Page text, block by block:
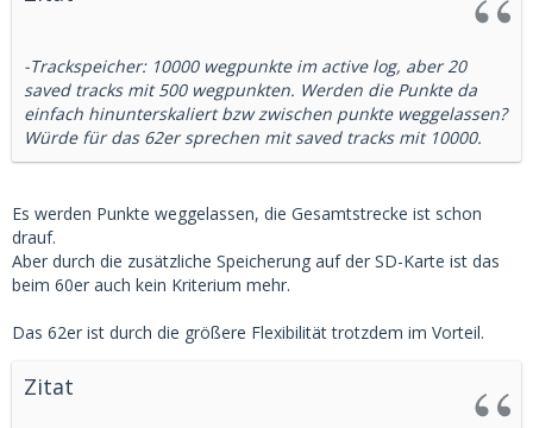
-Trackspeicher: 10000 wegpunkte im active log, aber 20
saved tracks mit 500 wegpunkten. Werden die Punkte da
einfach hinunterskaliert bzw zwischen punkte weggelassen?
Würde für das 62er sprechen mit saved tracks mit 10000.
Es werden Punkte weggelassen, die Gesamtstrecke ist schon
drauf.
Aber durch die zusätzliche Speicherung auf der SD-Karte ist das
beim 60er auch kein Kriterium mehr.
Das 62er ist durch die größere Flexibilität trotzdem im Vorteil.
Zitat